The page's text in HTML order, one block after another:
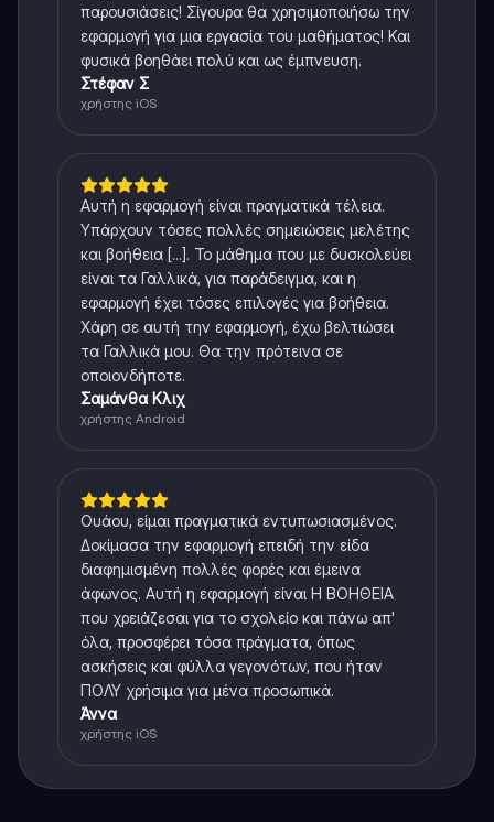
παρουσιάσεις! Σίγουρα θα χρησιμοποιήσω την
εφαρμογή για μια εργασία του μαθήματος! Και
φυσικά βοηθάει πολύ και ως έμπνευση.
Στέφαν Σ
χρήστης iOS
Αυτή η εφαρμογή είναι πραγματικά τέλεια.
Υπάρχουν τόσες πολλές σημειώσεις μελέτης
και βοήθεια [...]. Το μάθημα που με δυσκολεύει
είναι τα Γαλλικά, για παράδειγμα, και η
εφαρμογή έχει τόσες επιλογές για βοήθεια.
Χάρη σε αυτή την εφαρμογή, έχω βελτιώσει
τα Γαλλικά μου. Θα την πρότεινα σε
οποιονδήποτε.
Σαμάνθα Κλιχ
χρήστης Android
Ουάου, είμαι πραγματικά εντυπωσιασμένος.
Δοκίμασα την εφαρμογή επειδή την είδα
διαφημισμένη πολλές φορές και έμεινα
άφωνος. Αυτή η εφαρμογή είναι Η ΒΟΗΘΕΙΑ
που χρειάζεσαι για το σχολείο και πάνω απ'
όλα, προσφέρει τόσα πράγματα, όπως
ασκήσεις και φύλλα γεγονότων, που ήταν
ΠΟΛΥ χρήσιμα για μένα προσωπικά.
Άννα
χρήστης iOS